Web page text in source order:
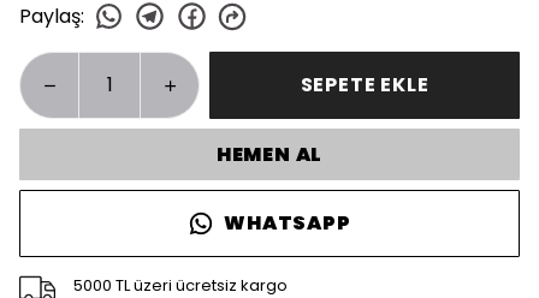
Paylaş:
SEPETE EKLE
HEMEN AL
WHATSAPP
5000 TL üzeri ücretsiz kargo